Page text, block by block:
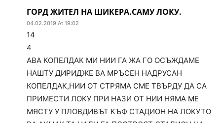
ГОРД ЖИТЕЛ НА ШИКЕРА.САМУ ЛОКУ.
04.02.2019 At 19:02
14
4
АВА КОПЕЛДАК МИ НИИ ГА ЖА ГО ОСЪЖДАМЕ
НАШТУ ДИРИДЖЕ ВА МРЪСЕН НАДРУСАН
КОПЕЛДАК,НИИ ОТ СТРЯМА СМЕ ТВЪРДУ ДА СА
ПРИМЕСТИ ЛОКУ ПРИ НАЗИ ОТ НИИ НЯМА МЕ
МЯСТУ У ПЛОВДИВЪТ КЪФ СТАДИОН НА ЛОКУТО